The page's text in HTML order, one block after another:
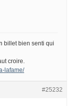
billet bien senti qui
croire.
lafame/
#25232